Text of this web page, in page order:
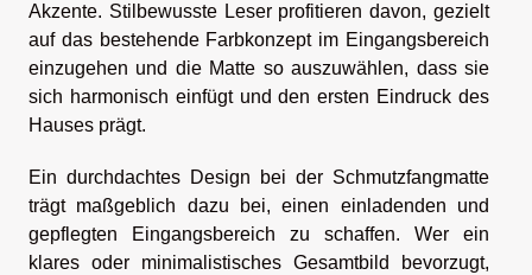
Akzente. Stilbewusste Leser profitieren davon, gezielt
auf das bestehende Farbkonzept im Eingangsbereich
einzugehen und die Matte so auszuwählen, dass sie
sich harmonisch einfügt und den ersten Eindruck des
Hauses prägt.
Ein durchdachtes Design bei der Schmutzfangmatte
trägt maßgeblich dazu bei, einen einladenden und
gepflegten Eingangsbereich zu schaffen. Wer ein
klares oder minimalistisches Gesamtbild bevorzugt,